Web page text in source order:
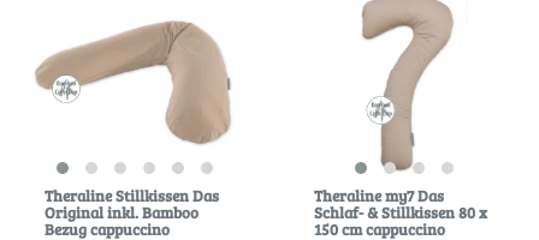
Theraline Stillkissen Das
Original inkl. Bamboo
Bezug cappuccino
Theraline my7 Das
Schlaf- & Stillkissen 80 x
150 cm cappuccino